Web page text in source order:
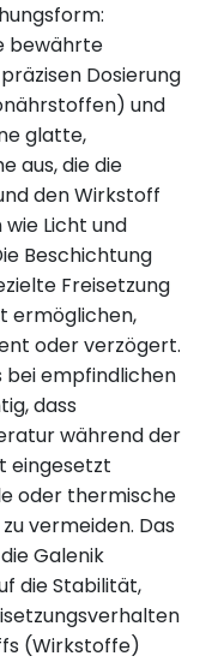
bewährte
Dosierung
und
glatte,
aus, die die
den Wirkstoff
Licht und
Beschichtung
Freisetzung
ermöglichen,
oder verzögert.
bei empfindlichen
dass
während der
eingesetzt
oder thermische
vermeiden. Das
Galenik
die Stabilität,
(Wirkstoffe)